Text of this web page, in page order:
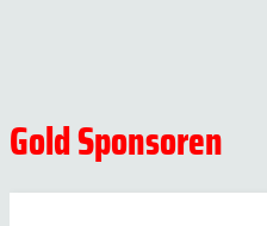
Gold Sponsoren